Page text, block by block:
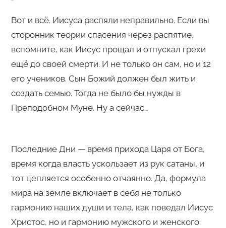
Вот и всё. Иисуса распяли неправильно. Если вы
сторонник теории спасения через распятие,
вспомните, как Иисус прощал и отпускал грехи
ещё до своей смерти. И не только он сам, но и 12
его учеников. Сын Божий должен был жить и
создать семью. Тогда не было бы нужды в
Преподобном Муне. Ну а сейчас…
Последние Дни — время прихода Царя от Бога,
время когда власть ускользает из рук сатаны, и
тот цепляется особенно отчаянно. Да, формула
мира на земле включает в себя не только
гармонию наших души и тела, как поведал Иисус
Христос, но и гармонию мужского и женского.